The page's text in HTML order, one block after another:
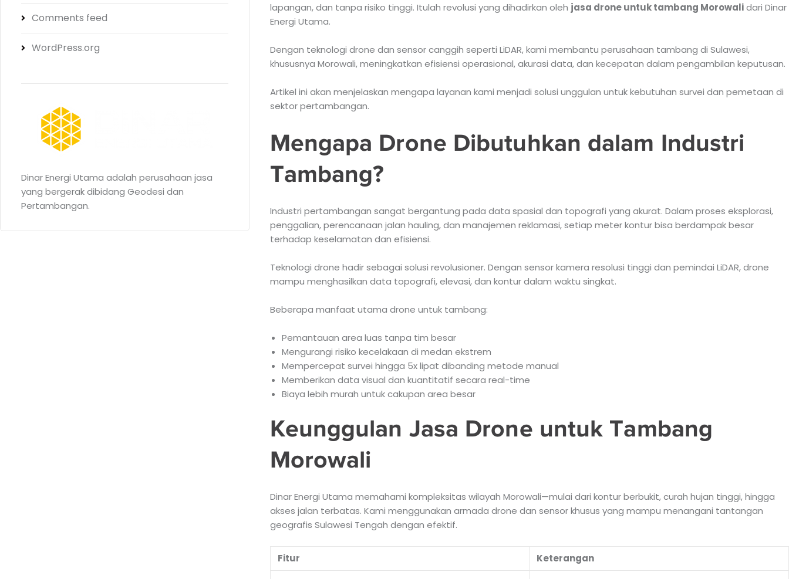
lapangan, dan tanpa risiko tinggi. Itulah revolusi yang dihadirkan oleh jasa drone untuk tambang Morowalidari Dinar
Energi Utama.
Dengan teknologi drone dan sensor canggih seperti LiDAR, kami membantu perusahaan tambang di Sulawesi,
khususnya Morowali, meningkatkan efisiensi operasional, akurasi data, dan kecepatan dalam pengambilan keputusan.
Artikel ini akan menjelaskan mengapa layanan kami menjadi solusi unggulan untuk kebutuhan survei dan pemetaan di
sektor pertambangan.
Mengapa Drone Dibutuhkan dalam Industri
Tambang?
Industri pertambangan sangat bergantung pada data spasial dan topografi yang akurat. Dalam proses eksplorasi,
penggalian, perencanaan jalan hauling, dan manajemen reklamasi, setiap meter kontur bisa berdampak besar
terhadap keselamatan dan efisiensi.
Teknologi drone hadir sebagai solusi revolusioner. Dengan sensor kamera resolusi tinggi dan pemindai LiDAR, drone
mampu menghasilkan data topografi, elevasi, dan kontur dalam waktu singkat.
Beberapa manfaat utama drone untuk tambang:
Pemantauan area luas tanpa tim besar
Mengurangi risiko kecelakaan di medan ekstrem
Mempercepat survei hingga 5x lipat dibanding metode manual
Memberikan data visual dan kuantitatif secara real-time
Biaya lebih murah untuk cakupan area besar
Keunggulan Jasa Drone untuk Tambang
Morowali
Dinar Energi Utama memahami kompleksitas wilayah Morowali—mulai dari kontur berbukit, curah hujan tinggi, hingga
akses jalan terbatas. Kami menggunakan armada drone dan sensor khusus yang mampu menangani tantangan
geografis Sulawesi Tengah dengan efektif.
Fitur
Keterangan
Comments feed
WordPress.org
Dinar Energi Utama adalah perusahaan jasa
yang bergerak dibidang Geodesi dan
Pertambangan.